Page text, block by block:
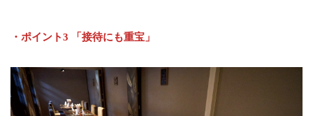
・ポイント3 「接待にも重宝」